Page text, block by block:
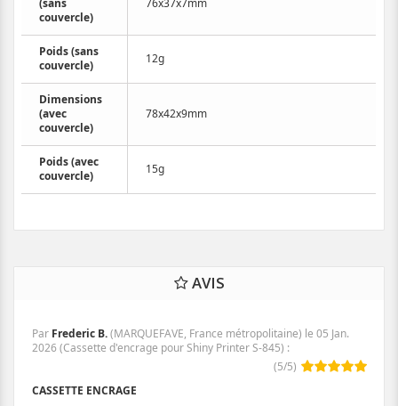
couvercle)
Poids (sans
couvercle)
12g
Dimensions
(avec
couvercle)
78x42x9mm
Poids (avec
couvercle)
15g
AVIS
Par Frederic B.(MARQUEFAVE, France métropolitaine) le 05 Jan.
2026(Cassette d'encrage pour Shiny Printer S-845) :
(5/5)
CASSETTE ENCRAGE